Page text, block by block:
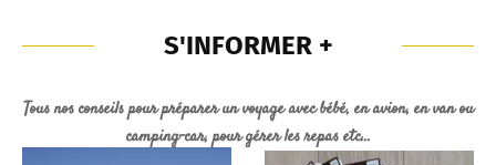
S'INFORMER +
Tous nos conseils pour préparer un voyage avec bébé, en avion, en van ou
camping-car, pour gérer les repas etc...